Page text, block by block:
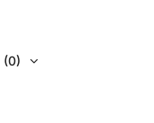
(0)